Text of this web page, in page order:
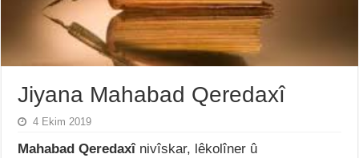
Jiyana Mahabad Qeredaxî
4 Ekim 2019
Mahabad Qeredaxînivîskar, lêkolîner û